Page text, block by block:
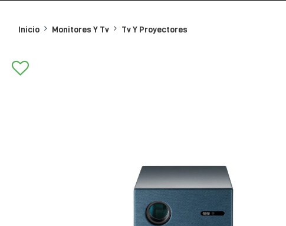
Inicio Monitores Y Tv Tv Y Proyectores